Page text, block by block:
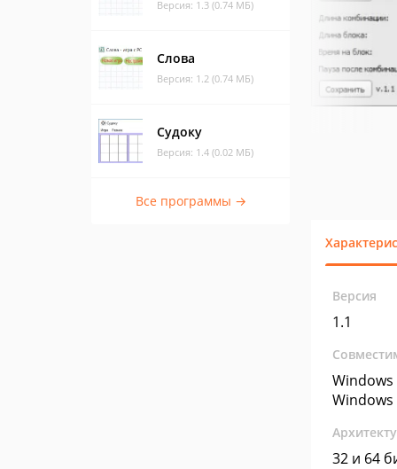
Версия: 1.3 (0.74 МБ)
Слова
Версия: 1.2 (0.74 МБ)
Судоку
Версия: 1.4 (0.02 МБ)
Все программы →
Версия
1.1
Windows
Windows
32 и 64